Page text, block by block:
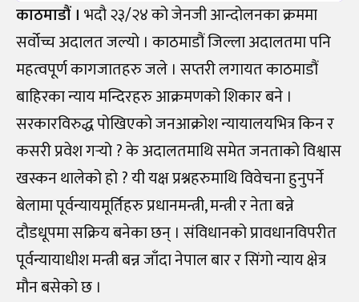
काठमाडौं । भदौ २३/२४ को जेनजी आन्दोलनका क्रममा
सर्वोच्च अदालत जल्यो । काठमाडौं जिल्ला अदालतमा पनि
महत्वपूर्ण कागजातहरु जले । सप्तरी लगायत काठमाडौं
बाहिरका न्याय मन्दिरहरु आक्रमणको शिकार बने ।
सरकारविरुद्ध पोखिएको जनआक्रोश न्यायालयभित्र किन र
कसरी प्रवेश गर्‍यो ? के अदालतमाथि समेत जनताको विश्वास
खस्कन थालेको हो ? यी यक्ष प्रश्नहरुमाथि विवेचना हुनुपर्ने
बेलामा पूर्वन्यायमूर्तिहरु प्रधानमन्त्री, मन्त्री र नेता बन्ने
दौडधूपमा सक्रिय बनेका छन् । संविधानको प्रावधानविपरीत
पूर्वन्यायाधीश मन्त्री बन्न जाँदा नेपाल बार र सिंगो न्याय क्षेत्र
मौन बसेको छ ।